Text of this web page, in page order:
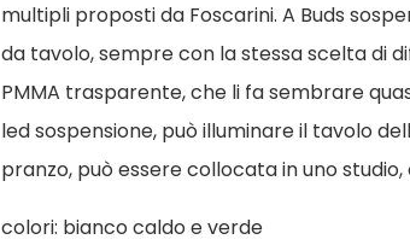
multipli proposti da Foscarini. A Buds
da tavolo, sempre con la stessa scelta di
PMMA trasparente, che li fa sembrare
led sospensione, può illuminare il tavolo
pranzo, può essere collocata in uno
colori: bianco caldo e verde